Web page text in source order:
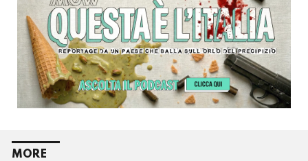
MORE